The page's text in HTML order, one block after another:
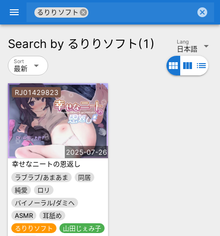
menu るりりソフト cancel cancel
Search by るりりソフト(1) 日本語
Lang arrow_drop_down
最新
Sort arrow_drop_down view_module view_column list
RJ01429823
2025-07-26
幸せなニートの恩返し
ラブラブ/あまあま
同居
純愛
ロリ
バイノーラル/ダミヘ
ASMR
耳舐め
るりりソフト
山田じぇみ子